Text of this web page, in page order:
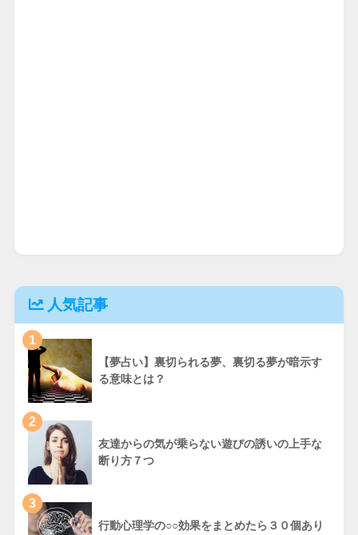
人気記事
1
【夢占い】裏切られる夢、裏切る夢が暗示す
る意味とは？
2
友達からの気が乗らない遊びの誘いの上手な
断り方７つ
3
行動心理学の○○効果をまとめたら３０個あり